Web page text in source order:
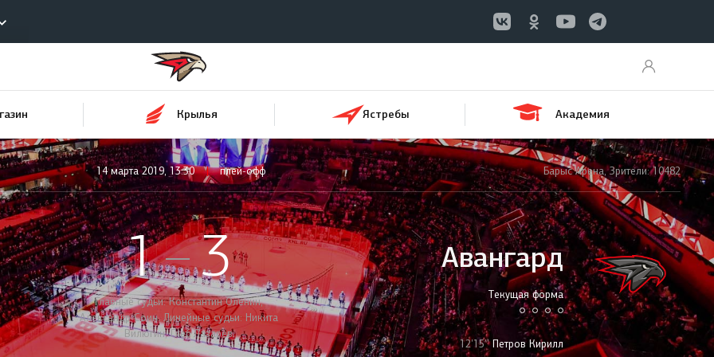
Конференция «Восток»
Дивизион Харламова
Ак Барс
Металлург Мг
Нефтехимик
Трактор
Дивизион Чернышева
Авангард
Адмирал
трансляции
магазин
КХЛ
Крылья Ястребы Академия
14 марта 2019, 13:30 плей-офф Барыс Арена, Зрители: 10482
1 3
Главные судьи: Константин Оленин,
Александр Соин. Линейные судьи: Никита
Вилюгин, Глеб Лазарев
Авангард
Текущая форма
12'15''Петров Кирилл